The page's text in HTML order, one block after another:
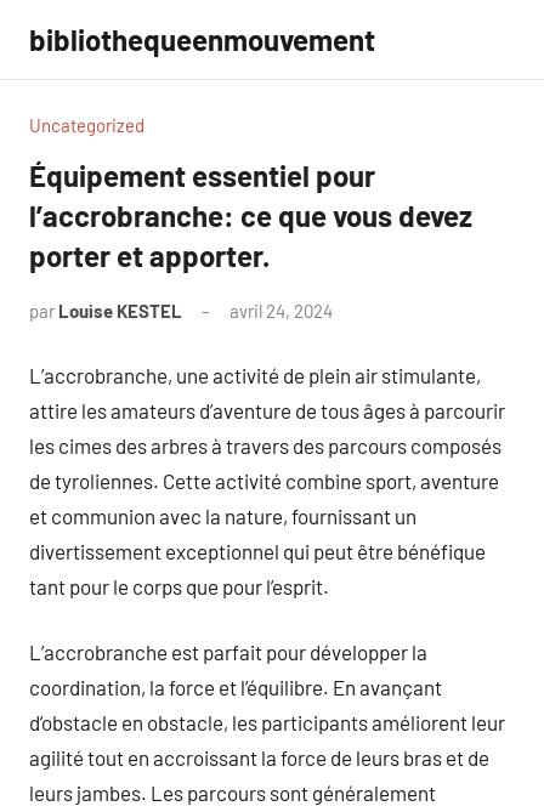
contenu
bibliothequeenmouvement
Uncategorized
Équipement essentiel pour
l’accrobranche: ce que vous devez
porter et apporter.
par Louise KESTEL avril 24, 2024
L’accrobranche, une activité de plein air stimulante,
attire les amateurs d’aventure de tous âges à parcourir
les cimes des arbres à travers des parcours composés
de tyroliennes. Cette activité combine sport, aventure
et communion avec la nature, fournissant un
divertissement exceptionnel qui peut être bénéfique
tant pour le corps que pour l’esprit.
L’accrobranche est parfait pour développer la
coordination, la force et l’équilibre. En avançant
d’obstacle en obstacle, les participants améliorent leur
agilité tout en accroissant la force de leurs bras et de
leurs jambes. Les parcours sont généralement